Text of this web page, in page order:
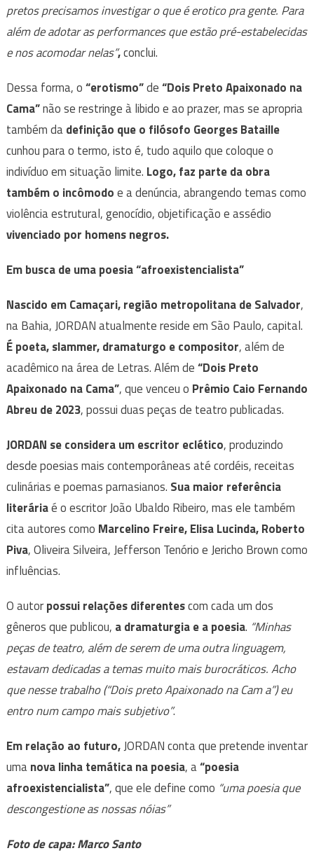
pretos precisamos investigar o que é erotico pra gente. Para
além de adotar as performances que estão pré-estabelecidas
e nos acomodar nelas”,conclui.
Dessa forma, o“erotismo”de“Dois Preto Apaixonado na
Cama”não se restringe à libido e ao prazer, mas se apropria
também dadefinição que o filósofo Georges Bataille
cunhou para o termo, isto é, tudo aquilo que coloque o
indivíduo em situação limite. Logo, faz parte da obra
também o incômodoe a denúncia, abrangendo temas como
violência estrutural, genocídio, objetificação e assédio
vivenciado por homens negros.
Em busca de uma poesia “afroexistencialista”
Nascido em Camaçari, região metropolitana de Salvador,
na Bahia, JORDAN atualmente reside em São Paulo, capital.
É poeta, slammer, dramaturgo e compositor, além de
acadêmico na área de Letras. Além de“Dois Preto
Apaixonado na Cama”, que venceu o Prêmio Caio Fernando
Abreu de 2023, possui duas peças de teatro publicadas.
JORDAN se considera um escritor eclético, produzindo
desde poesias mais contemporâneas até cordéis, receitas
culinárias e poemas parnasianos. Sua maior referência
literáriaé o escritor João Ubaldo Ribeiro, mas ele também
cita autores como Marcelino Freire, Elisa Lucinda, Roberto
Piva, Oliveira Silveira, Jefferson Tenório e Jericho Brown como
influências.
O autorpossui relações diferentescom cada um dos
gêneros que publicou, a dramaturgia e a poesia. “Minhas
peças de teatro, além de serem de uma outra linguagem,
estavam dedicadas a temas muito mais burocráticos. Acho
que nesse trabalho (“Dois preto Apaixonado na Cam a”) eu
entro num campo mais subjetivo”.
Em relação ao futuro,JORDAN conta que pretende inventar
umanova linha temática na poesia, a“poesia
afroexistencialista”, que ele define como “uma poesia que
descongestione as nossas nóias”
Foto de capa: Marco Santo